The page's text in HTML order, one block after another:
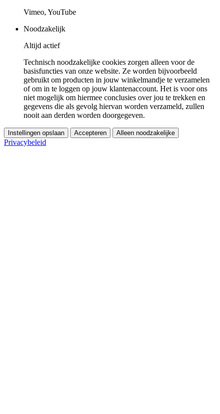
Vimeo, YouTube
Noodzakelijk
Altijd actief
Technisch noodzakelijke cookies zorgen alleen voor de
basisfuncties van onze website. Ze worden bijvoorbeeld
gebruikt om producten in jouw winkelmandje te verzamelen
of om in te loggen op jouw klantenaccount. Het is voor ons
niet mogelijk om hiermee conclusies over jou te trekken en
gegevens die als gevolg hiervan worden verzameld, zullen
nooit aan derden worden doorgegeven.
Instellingen opslaan Accepteren Alleen noodzakelijke
Privacybeleid